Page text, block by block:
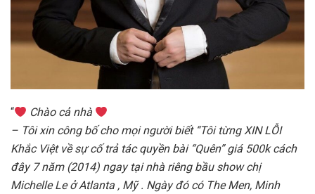
“
Chào cả nhà
– Tôi xin công bố cho mọi người biết “Tôi từng XIN LỖI
Khắc Việt về sự cố trả tác quyền bài “Quên” giá 500k cách
đây 7 năm (2014) ngay tại nhà riêng bầu show chị
Michelle Le ở Atlanta , Mỹ . Ngày đó có The Men, Minh